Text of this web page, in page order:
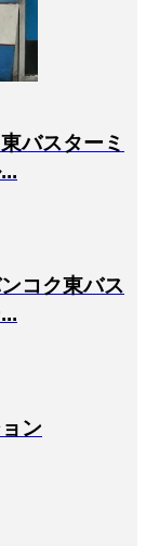
バスターミ
コク東バス
ン